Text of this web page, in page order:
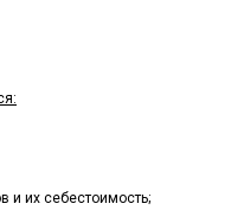
и их себестоимость;